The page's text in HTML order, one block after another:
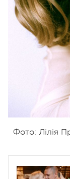
Фото: Лілія